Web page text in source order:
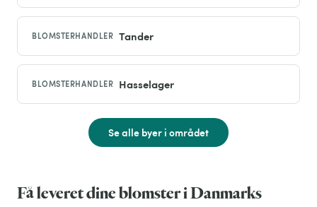
BLOMSTERHANDLER Tander
BLOMSTERHANDLER Hasselager
Se alle byer i området
Få leveret dine blomster i Danmarks